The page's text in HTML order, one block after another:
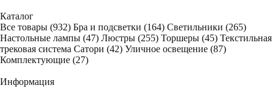
Каталог
Все товары (932) Бра и подсветки (164) Светильники (265)
Настольные лампы (47) Люстры (255) Торшеры (45) Текстильная
трековая система Сатори (42) Уличное освещение (87)
Комплектующие (27)
Информация